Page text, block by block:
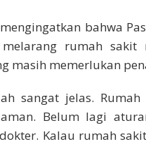
bahwa
melarang rumah
masih memerlukan
sangat jelas.
Belum lagi
Kalau rumah